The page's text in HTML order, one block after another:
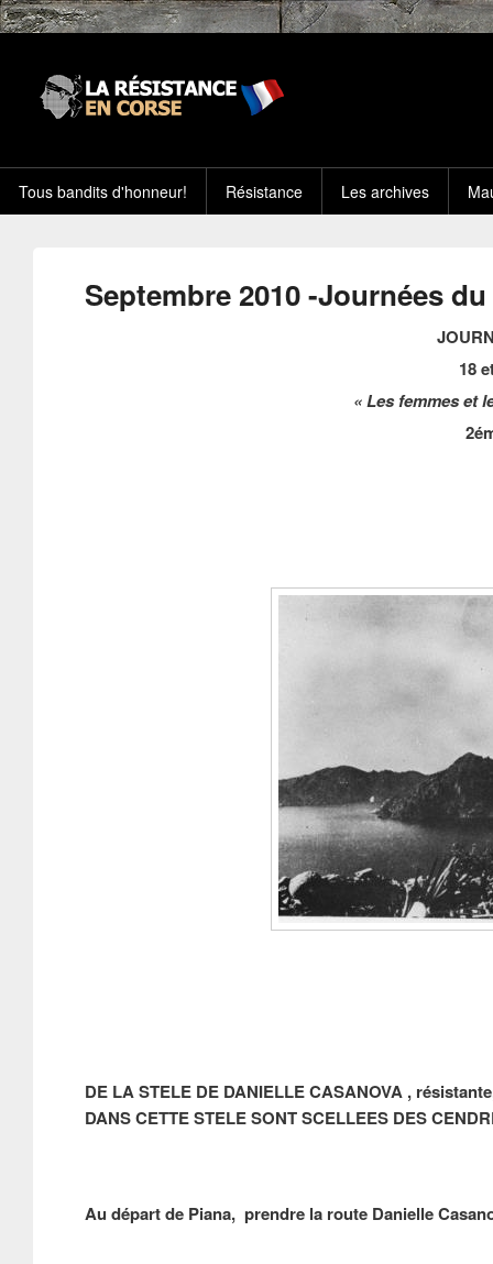
Tous bandits d'honneur! Résistance Les archives
Septembre 2010 -Journées
18
« Les femmes et
DE LA STELE DE DANIELLE CASANOVA ,
DANS CETTE STELE SONT SCELLEES DES
Au départ de Piana, prendre la route Danielle